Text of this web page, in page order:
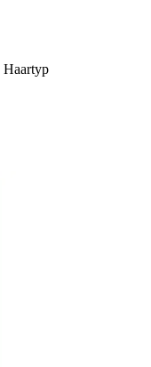
Haartyp